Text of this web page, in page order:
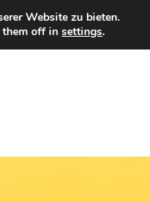
Website zu bieten.
them off insettings.